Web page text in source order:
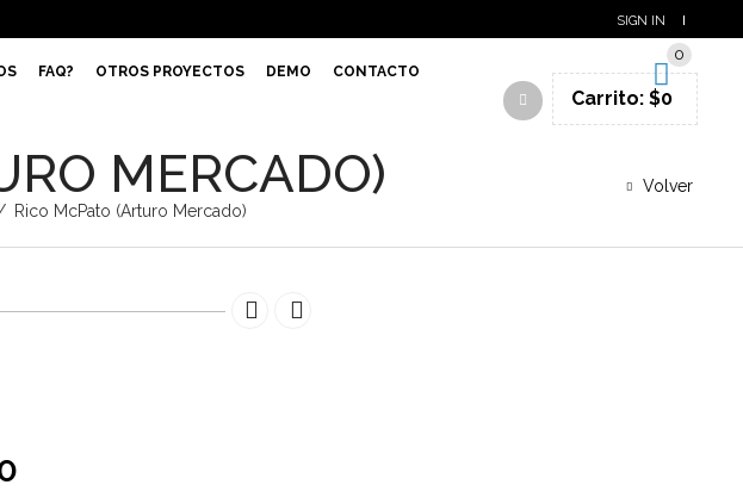
SIGN IN
FAQ? OTROS PROYECTOS DEMO CONTACTO
0
Carrito: $0
MERCADO)
Rico McPato (Arturo Mercado)
Volver